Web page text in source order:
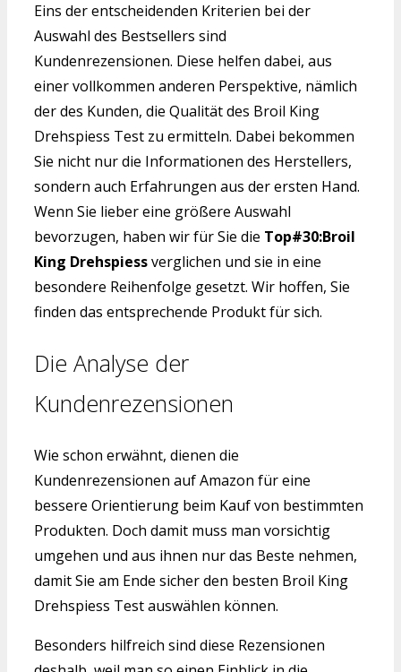
Eins der entscheidenden Kriterien bei der
Auswahl des Bestsellers sind
Kundenrezensionen. Diese helfen dabei, aus
einer vollkommen anderen Perspektive, nämlich
der des Kunden, die Qualität des Broil King
Drehspiess Test zu ermitteln. Dabei bekommen
Sie nicht nur die Informationen des Herstellers,
sondern auch Erfahrungen aus der ersten Hand.
Wenn Sie lieber eine größere Auswahl
bevorzugen, haben wir für Sie die Top#30:Broil
King Drehspiessverglichen und sie in eine
besondere Reihenfolge gesetzt. Wir hoffen, Sie
finden das entsprechende Produkt für sich.
Die Analyse der
Kundenrezensionen
Wie schon erwähnt, dienen die
Kundenrezensionen auf Amazon für eine
bessere Orientierung beim Kauf von bestimmten
Produkten. Doch damit muss man vorsichtig
umgehen und aus ihnen nur das Beste nehmen,
damit Sie am Ende sicher den besten Broil King
Drehspiess Test auswählen können.
Besonders hilfreich sind diese Rezensionen